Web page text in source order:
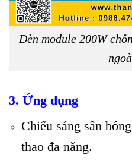
Đèn module 200W
3. Ứng dụng
Chiếu sáng sân
thao đa năng.